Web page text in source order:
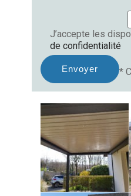
J’accepte les
de confidentialité
*